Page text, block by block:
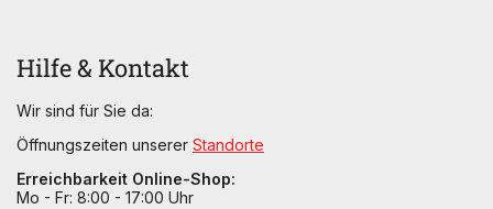
Hilfe & Kontakt
Wir sind für Sie da:
Öffnungszeiten unserer Standorte
Erreichbarkeit Online-Shop:
Mo - Fr: 8:00 - 17:00 Uhr